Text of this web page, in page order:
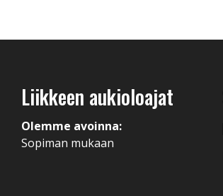
Liikkeen aukioloajat
Olemme avoinna:
Sopiman mukaan